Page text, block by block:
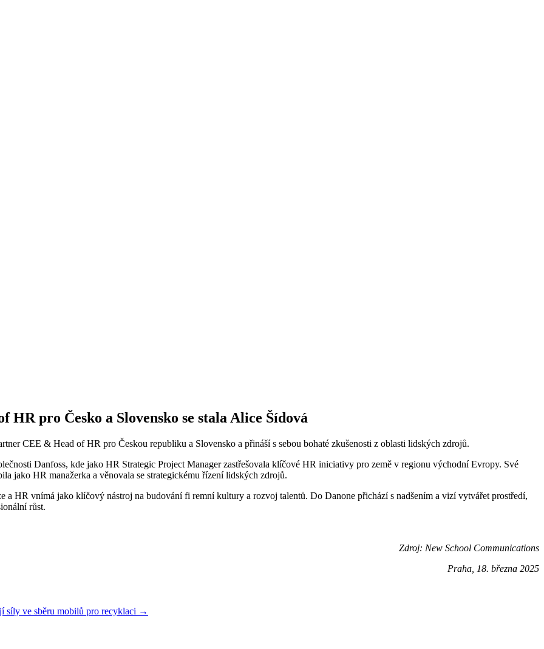
pro Česko a Slovensko se stala Alice Šídová
CEE & Head of HR pro Českou republiku a Slovensko a přináší s sebou bohaté zkušenosti z oblasti lidských zdrojů.
Danfoss, kde jako HR Strategic Project Manager zastřešovala klíčové HR iniciativy pro země v regionu východní Evropy. Své
jako HR manažerka a věnovala se strategickému řízení lidských zdrojů.
a HR vnímá jako klíčový nástroj na budování fi remní kultury a rozvoj talentů. Do Danone přichází s nadšením a vizí vytvářet prostředí,
růst.
Zdroj: New School Communications
Praha, 18. března 2025
síly ve sběru mobilů pro recyklaci →